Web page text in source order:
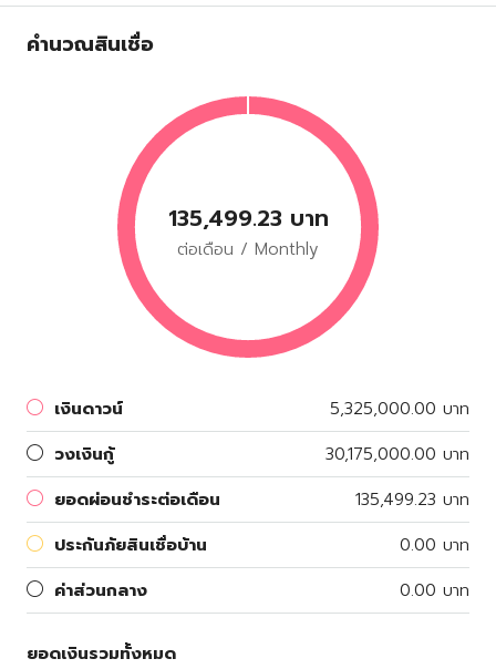
คำนวณสินเชื่อ
135,499.23 บาท
ต่อเดือน / Monthly
เงินดาวน์
5,325,000.00 บาท
วงเงินกู้
30,175,000.00 บาท
ยอดผ่อนชำระต่อเดือน
135,499.23 บาท
ประกันภัยสินเชื่อบ้าน
0.00 บาท
ค่าส่วนกลาง
0.00 บาท
ยอดเงินรวมทั้งหมด